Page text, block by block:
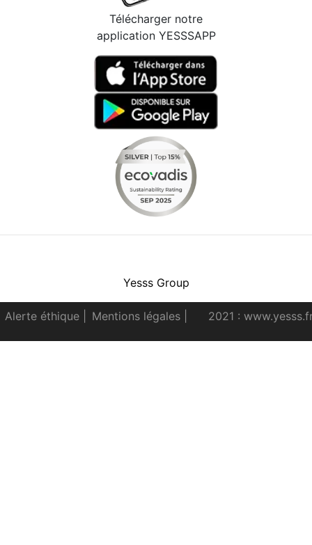
Télécharger notre
application YESSSAPP
Yesss Group
Alerte éthique Mentions légales 2021 :